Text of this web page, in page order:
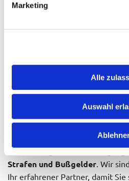
Marketing
Alle
Auswahl
und Entsorgung ist Ihre
Pflichten zur Trennung,
Entsorgung von Gewerbemüll.
Abfallbehandlung gelangen
Gleichzeitig soll eine möglichst
der Abfälle realisiert werden.
und unsachgemäßer
Strafen und Bußgelder . Wir
Ihr erfahrener Partner, damit Sie